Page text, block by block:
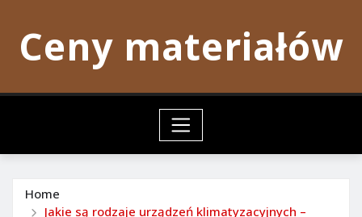
contentCeny materiałów
Home
Jakie są rodzaje urządzeń klimatyzacyjnych –